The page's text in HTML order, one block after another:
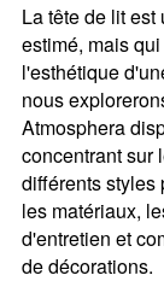
La tête de lit
estimé, mais
l'esthétique
nous
Atmosphera
concentrant sur
différents styles
les matériaux,
d'entretien et
de décorations.